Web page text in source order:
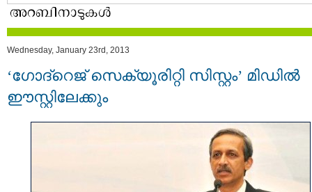
Wednesday, January 23rd, 2013
‘ഗോദ്റെജ് സെക്യൂരിറ്റി സിസ്റ്റം’ മിഡില്‍
ഈസ്റ്റിലേക്കും